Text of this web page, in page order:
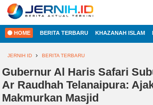
HOME
ADVERTORIAL
FOTO
VIDEO
PESONA
JAMBI
PESONA
INDONESIA
2022
JERNIH.ID
•
Developed
HOME BERITA TERBARU KHAZANAH ISLAM
JERNIH ID BERITA TERBARU
Gubernur Al Haris Safari
Ar Raudhah Telanaipura:
Makmurkan Masjid